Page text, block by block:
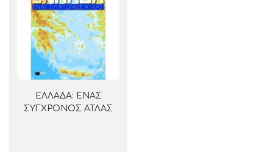
ΕΛΛΑΔΑ: ΕΝΑΣ
ΣΥΓΧΡΟΝΟΣ ΑΤΛΑΣ